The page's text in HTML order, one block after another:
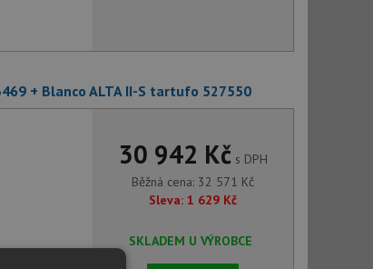
+ Blanco ALTA II-S tartufo 527550
30 942 Kčs DPH
Běžná cena: 32 571 Kč
Sleva: 1 629 Kč
SKLADEM U VÝROBCE